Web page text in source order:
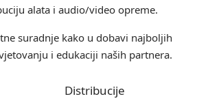
alata i audio/video opreme.
suradnje kako u dobavi najboljih
i edukaciji naših partnera.
Distribucije